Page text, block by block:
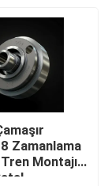
Zamanlama
Montajı